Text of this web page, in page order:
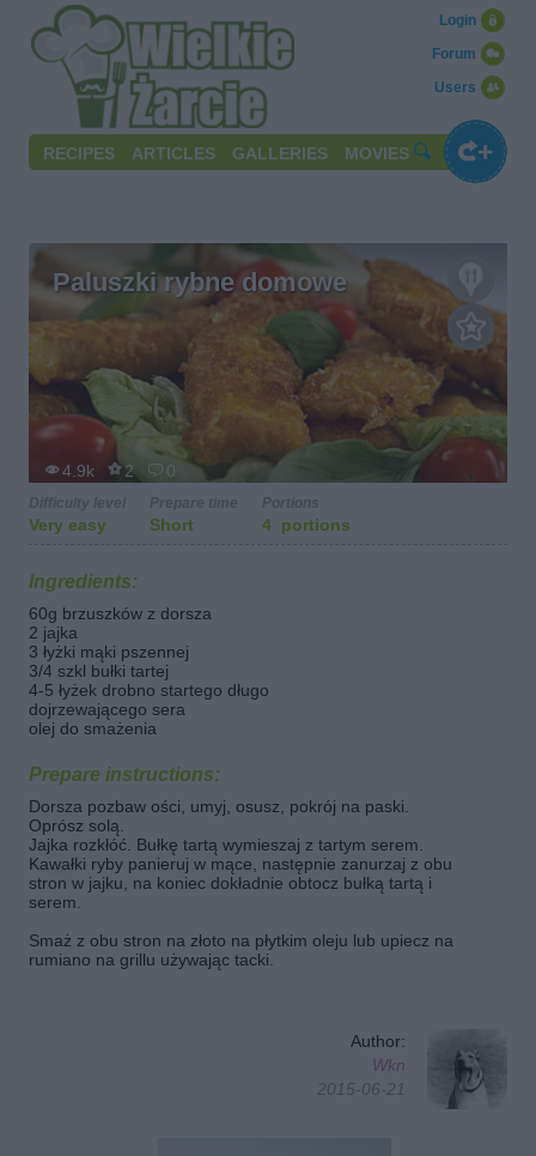
Users
Forum
Login
RECIPES ARTICLES GALLERIES MOVIES
Paluszki rybne domowe
4.9k 2 0
Very easy Short 4 portions
Ingredients:
60g brzuszków z dorsza
2 jajka
3 łyżki mąki pszennej
3/4 szkl bułki tartej
4-5 łyżek drobno startego długo
dojrzewającego sera
olej do smażenia
Prepare instructions:
Dorsza pozbaw ości, umyj, osusz, pokrój na paski.
Oprósz solą.
Jajka rozkłóć. Bułkę tartą wymieszaj z tartym serem.
Kawałki ryby panieruj w mące, następnie zanurzaj z obu
stron w jajku, na koniec dokładnie obtocz bułką tartą i
serem.
Smaż z obu stron na złoto na płytkim oleju lub upiecz na
rumiano na grillu używając tacki.
Author:
Wkn
2015-06-21